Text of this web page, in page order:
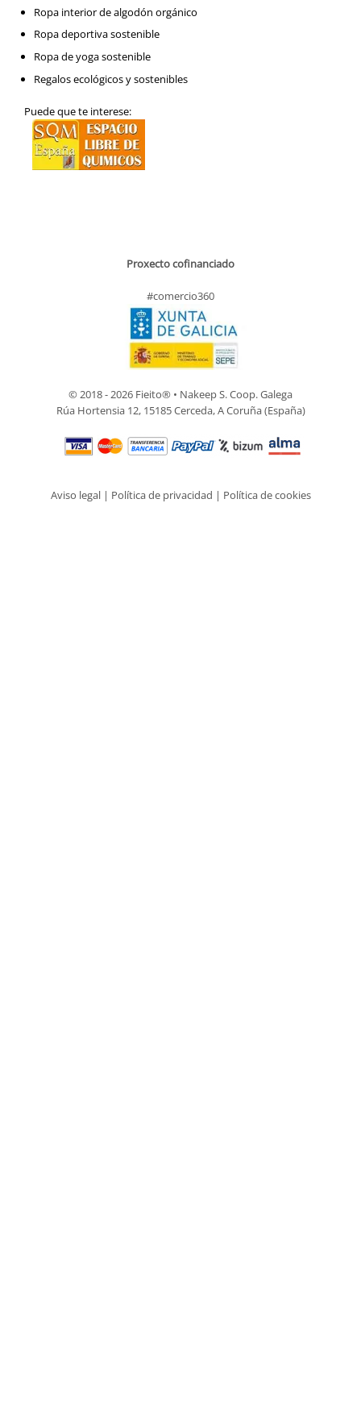
Ropa interior de algodón orgánico
Ropa deportiva sostenible
Ropa de yoga sostenible
Regalos ecológicos y sostenibles
Puede que te interese:
Proxecto cofinanciado
#comercio360
© 2018 - 2026 Fieito® • Nakeep S. Coop. Galega
Rúa Hortensia 12, 15185 Cerceda, A Coruña (España)
Aviso legal| Política de privacidad | Política de cookies